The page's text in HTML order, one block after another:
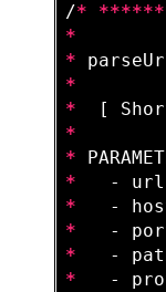
/* ******
*
*
*
*
*
*
*
*
*
*
*